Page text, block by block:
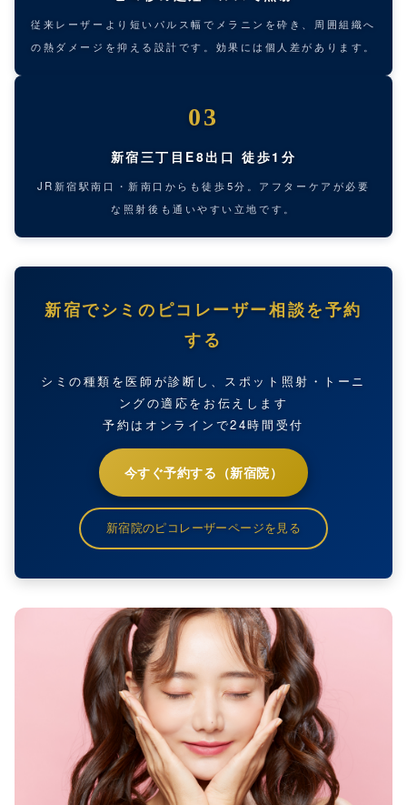
従来レーザーより短いパルス幅でメラニンを砕き、周囲組織へ
の熱ダメージを抑える設計です。効果には個人差があります。
03
新宿三丁目E8出口 徒歩1分
JR新宿駅南口・新南口からも徒歩5分。アフターケアが必要
な照射後も通いやすい立地です。
新宿でシミのピコレーザー相談を予約
する
シミの種類を医師が診断し、スポット照射・トーニ
ングの適応をお伝えします
予約はオンラインで24時間受付
今すぐ予約する（新宿院）
新宿院のピコレーザーページを見る